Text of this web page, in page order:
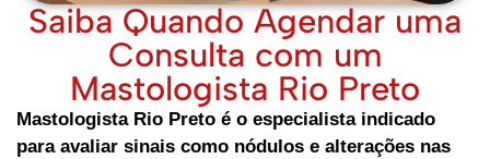
Saiba Quando Agendar uma
Consulta com um
Mastologista Rio Preto
Mastologista Rio Preto é o especialista indicado
para avaliar sinais como nódulos e alterações nas